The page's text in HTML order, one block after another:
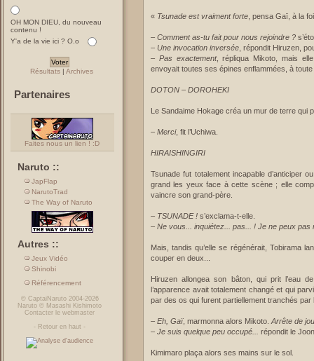
OH MON DIEU, du nouveau
contenu !
Y'a de la vie ici ? O.o
Résultats| Archives
Partenaires
Faites nous un lien ! :D
Naruto ::
JapFlap
NarutoTrad
The Way of Naruto
Autres ::
Jeux Vidéo
Shinobi
Référencement
© CaptaiNaruto2004-2026
Naruto © Masashi Kishimoto
Contacter le webmaster
- Retour en haut -
« Tsunade est vraiment forte , pensa Gaï, à la
– Comment as-tu fait pour nous rejoindre ?
– Une invocation inversée , répondit Hiruzen,
– Pas exactement, répliqua Mikoto, mais
envoyait toutes ses épines enflammées, à
DOTON – DOROHEKI
Le Sandaime Hokage créa un mur de terre qui
– Merci, fit l’Uchiwa.
HIRAISHINGIRI
Tsunade fut totalement incapable d’anticiper
grand les yeux face à cette scène ; elle
vaincre son grand-père.
– TSUNADE ! s’exclama-t-elle.
– Ne vous... inquiétez... pas... ! Je ne peux pas
Mais, tandis qu’elle se régénérait, Tobirama
couper en deux...
Hiruzen allongea son bâton, qui prit l’eau
l’apparence avait totalement changé et qui
par des os qui furent partiellement tranchés par
– Eh, Gaï, marmonna alors Mikoto. Arrête de
– Je suis quelque peu occupé... répondit le
Kimimaro plaça alors ses mains sur le sol.